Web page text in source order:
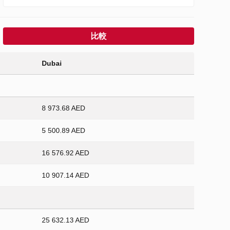
比較
Dubai
8 973.68 AED
5 500.89 AED
16 576.92 AED
10 907.14 AED
25 632.13 AED